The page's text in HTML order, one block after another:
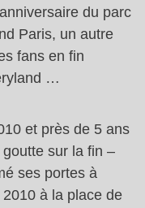
du parc
Paris, un autre
fans en fin
…
et près de 5 ans
sur la fin –
ses portes à
à la place de